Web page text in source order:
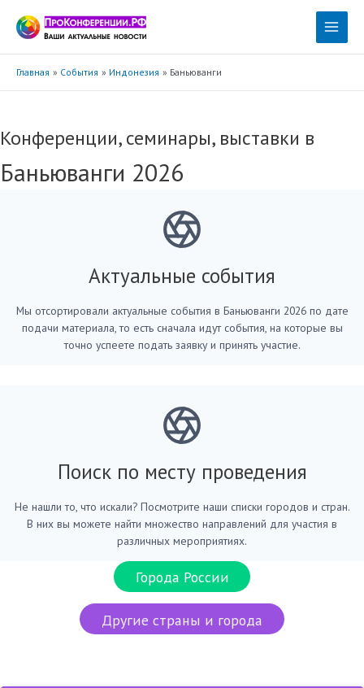
содержимому
Main
Главная События Индонезия Баньюванги
Конференции, семинары, выставки в
Баньюванги 2026
Актуальные события
Мы отсортировали актуальные события в Баньюванги 2026 по дате
подачи материала, то есть сначала идут события, на которые вы
точно успеете подать заявку и принять участие.
Поиск по месту проведения
Не нашли то, что искали? Посмотрите наши списки городов и стран.
В них вы можете найти множество направлений для участия в
различных мероприятиях.
Города России
Другие страны и города